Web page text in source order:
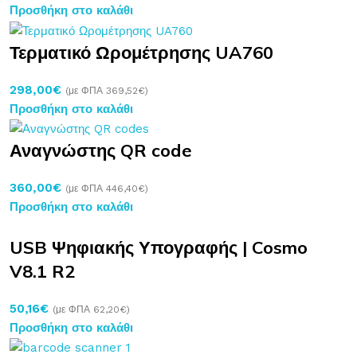
Προσθήκη στο καλάθι
Τερματικό Ωρομέτρησης UA760
298,00€ (με ΦΠΑ 369,52€)
Προσθήκη στο καλάθι
Αναγνώστης QR code
360,00€ (με ΦΠΑ 446,40€)
Προσθήκη στο καλάθι
USB Ψηφιακής Υπογραφής | Cosmo
V8.1 R2
50,16€ (με ΦΠΑ 62,20€)
Προσθήκη στο καλάθι